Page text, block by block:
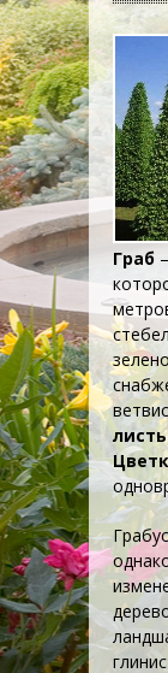
Граб
Граб